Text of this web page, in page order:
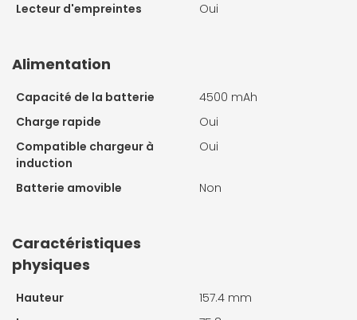
Lecteur d'empreintes
Oui
Alimentation
Capacité de la batterie
4500 mAh
Charge rapide
Oui
Compatible chargeur à
induction
Oui
Batterie amovible Non
Caractéristiques
physiques
Hauteur
157.4 mm